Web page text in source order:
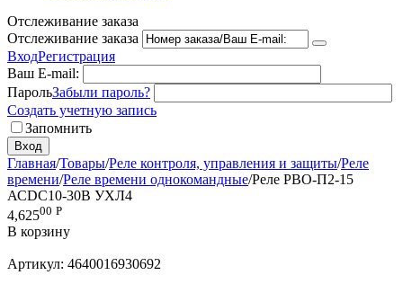
Отслеживание заказа
Отслеживание заказа
ВходРегистрация
Ваш E-mail:
ПарольЗабыли пароль?
Создать учетную запись
Запомнить
Вход
Главная/Товары/Реле контроля, управления и защиты/Реле
времени/Реле времени однокомандные/Реле РВО-П2-15
АСDC10-30В УХЛ4
4,62500 Р
В корзину
Артикул: 4640016930692